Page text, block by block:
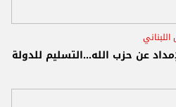
عن حزب الله...التسليم للدولة